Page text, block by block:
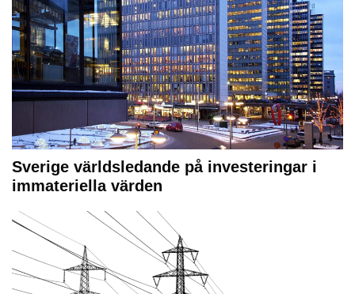
Sverige världsledande på investeringar i
immateriella värden